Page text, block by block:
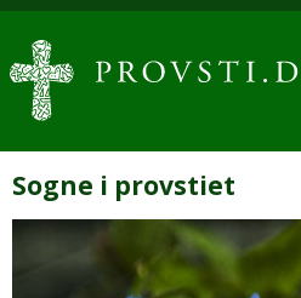
Sogne i provstiet